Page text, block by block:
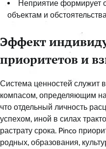
Неприятие формирует
объектам и
Эффект
приоритетов и
Система ценностей служит
компасом, определяющим
что отдельный личность
успехом, иной в силах
растрату срока. Pinco
родных, образования,